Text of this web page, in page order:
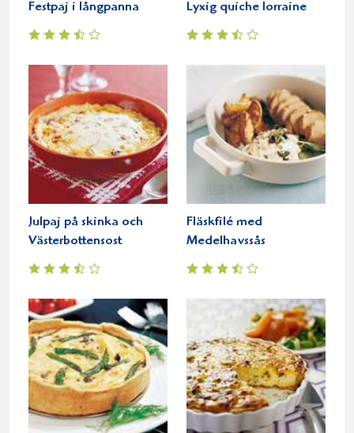
Festpaj i långpanna Lyxig quiche lorraine
Julpaj på skinka och
Västerbottensost
Fläskfilé med
Medelhavssås